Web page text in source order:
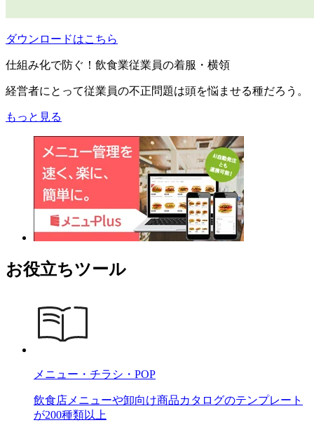
ダウンロードはこちら
仕組み化で防ぐ！飲食業従業員の着服・横領
経営者にとって従業員の不正問題は頭を悩ませる種だろう。
もっと見る
お役立ちツール
メニュー・チラシ・POP
飲食店メニューや卸向け商品カタログのテンプレート
が200種類以上